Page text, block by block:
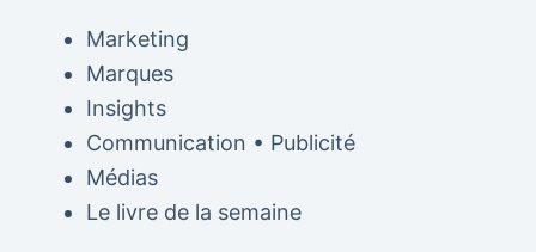
Marketing
Marques
Insights
Communication • Publicité
Médias
Le livre de la semaine